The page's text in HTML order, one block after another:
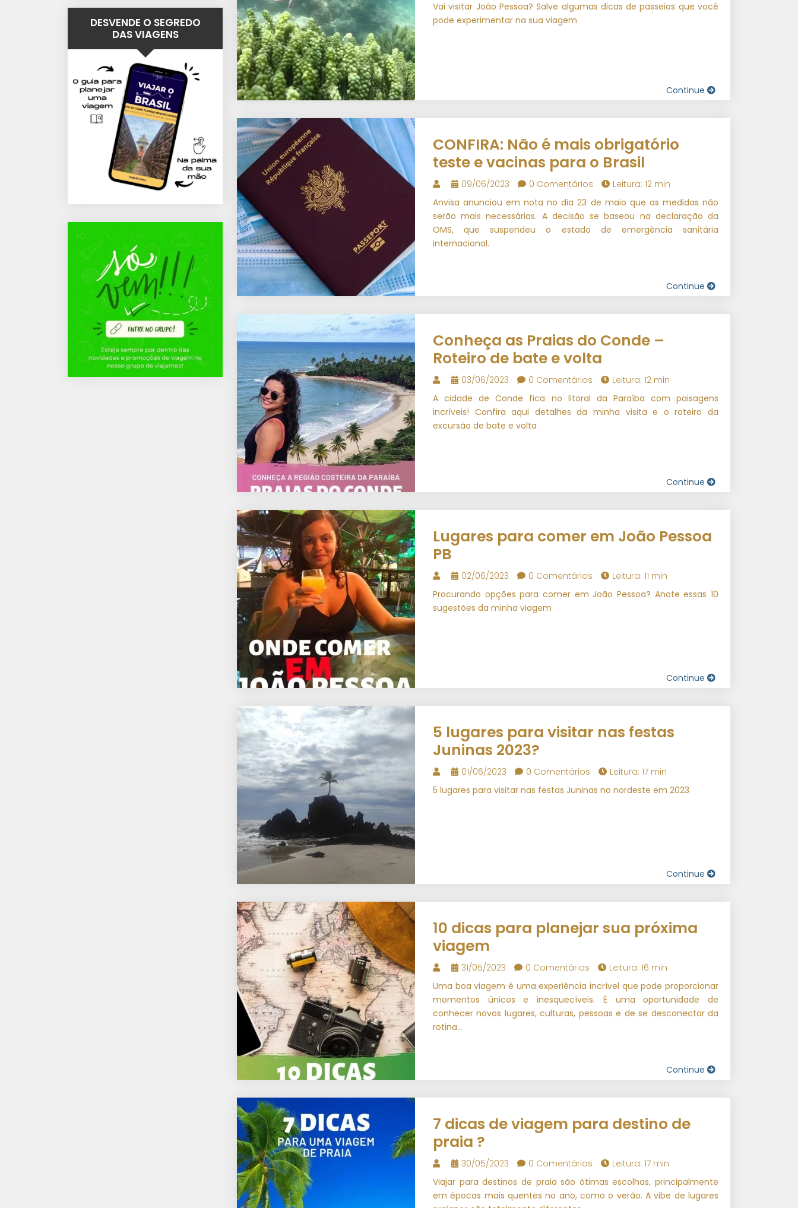
Vai visitar João Pessoa? Salve algumas dicas de passeios que você
pode experimentar na sua viagem
Continue
CONFIRA: Não é mais obrigatório
teste e vacinas para o Brasil
09/06/2023 0 Comentários
Leitura: 12 min
Anvisa anunciou em nota no dia 23 de maio que as medidas não
serão mais necessárias. A decisão se baseou na declaração da
OMS, que suspendeu o estado de emergência sanitária
internacional.
Continue
Conheça as Praias do Conde –
Roteiro de bate e volta
03/06/2023 0 Comentários
Leitura: 12 min
A cidade de Conde fica no litoral da Paraíba com paisagens
incríveis! Confira aqui detalhes da minha visita e o roteiro da
excursão de bate e volta
Continue
Lugares para comer em João Pessoa
PB
02/06/2023 0 Comentários
Leitura: 11 min
Procurando opções para comer em João Pessoa? Anote essas 10
sugestões da minha viagem
Continue
5 lugares para visitar nas festas
Juninas 2023?
01/06/2023 0 Comentários
Leitura: 17 min
5 lugares para visitar nas festas Juninas no nordeste em 2023
Continue
10 dicas para planejar sua próxima
viagem
31/05/2023 0 Comentários
Leitura: 16 min
Uma boa viagem é uma experiência incrível que pode proporcionar
momentos únicos e inesquecíveis. É uma oportunidade de
conhecer novos lugares, culturas, pessoas e de se desconectar da
rotina...
Continue
7 dicas de viagem para destino de
praia ?️
30/05/2023 0 Comentários
Leitura: 17 min
Viajar para destinos de praia são ótimas escolhas, principalmente
em épocas mais quentes no ano, como o verão. A vibe de lugares
DESVENDE O SEGREDO
DAS VIAGENS